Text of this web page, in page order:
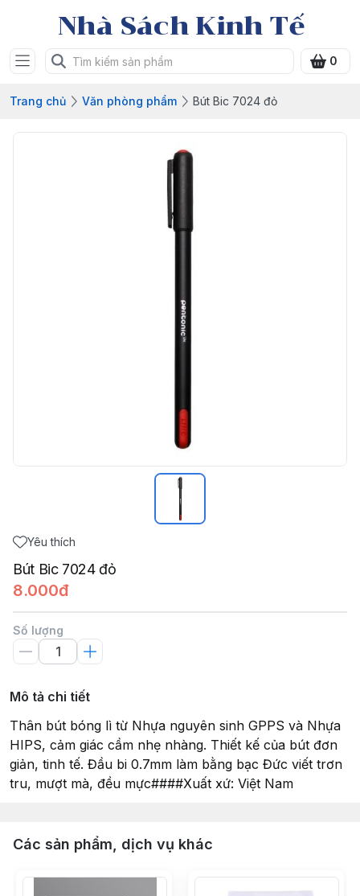
Nhà Sách Kinh Tế
0
Trang chủ Văn phòng phẩm Bút Bic 7024 đỏ
Yêu thích
Bút Bic 7024 đỏ
8.000đ
Số lượng
Mô tả chi tiết
Thân bút bóng lì từ Nhựa nguyên sinh GPPS và Nhựa
HIPS, cảm giác cầm nhẹ nhàng. Thiết kế của bút đơn
giản, tinh tế. Đầu bi 0.7mm làm bằng bạc Đức viết trơn
tru, mượt mà, đều mực####Xuất xứ: Việt Nam
Các sản phẩm, dịch vụ khác